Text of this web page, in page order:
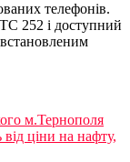
телефонів.
252 і доступний
м.Тернополя
ціни на нафту,